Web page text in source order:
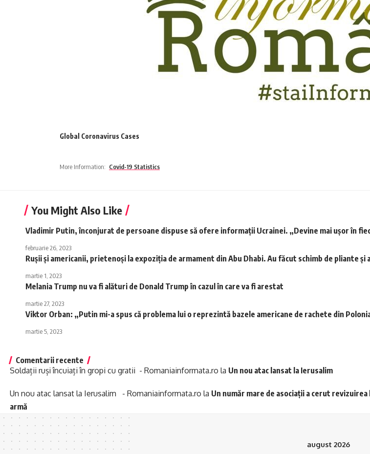
Global Coronavirus Cases
More Information: Covid-19 Statistics
You Might Also Like
Vladimir Putin, înconjurat de persoane dispuse să ofere informații Ucrainei. „Devine mai ușor în
februarie 26, 2023
Rușii și americanii, prietenoși la expoziția de armament din Abu Dhabi. Au făcut schimb de pliante și
martie 1, 2023
Melania Trump nu va fi alături de Donald Trump în cazul în care va fi arestat
martie 27, 2023
Viktor Orban: „Putin mi-a spus că problema lui o reprezintă bazele americane de rachete din
martie 5, 2023
Comentarii recente
Soldații ruși încuiați în gropi cu gratii - Romaniainformata.ro la Un nou atac lansat la Ierusalim
Un nou atac lansat la Ierusalim - Romaniainformata.ro la Un număr mare de asociații a cerut
armă
august 2026